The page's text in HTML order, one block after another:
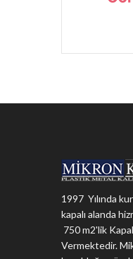
1997 Yılında
kapalı alanda
750 m2'lik
Vermektedir.